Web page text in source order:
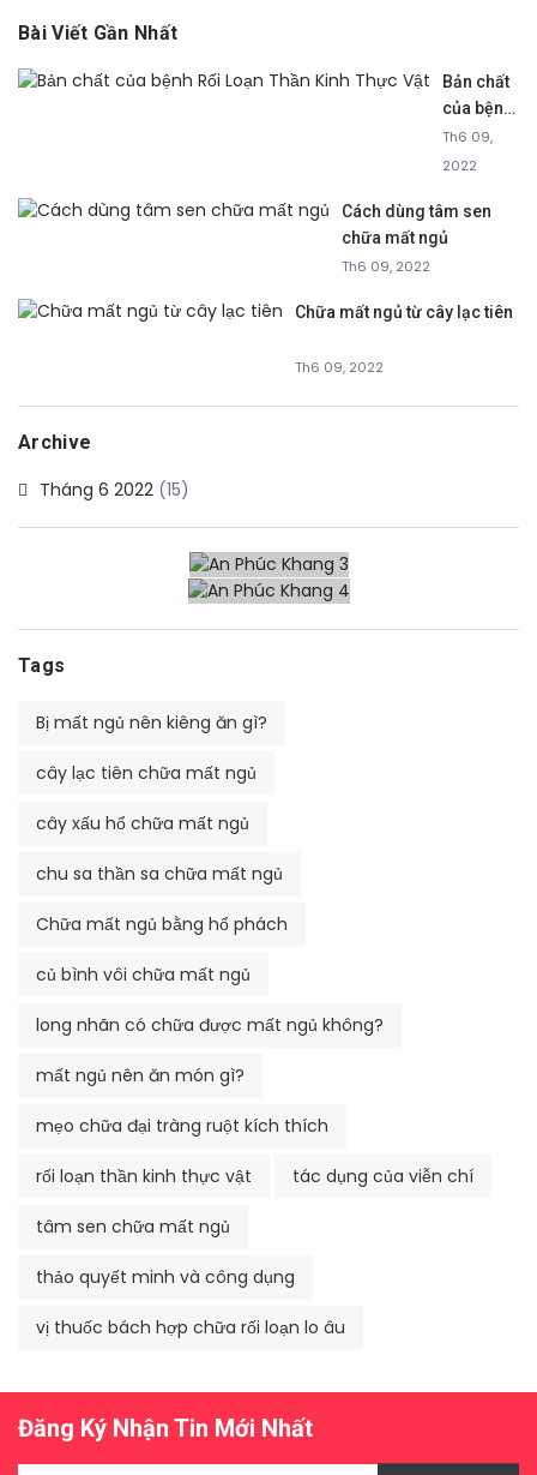
Bài Viết Gần Nhất
Bản chất
của bệnh
Rối Loạn
Thần Kinh
Th6 09,
2022
Cách dùng tâm sen
chữa mất ngủ
Th6 09, 2022
Chữa mất ngủ từ cây lạc tiên
Th6 09, 2022
Archive
Tháng 6 2022 (15)
Tags
Bị mất ngủ nên kiêng ăn gì?
cây lạc tiên chữa mất ngủ
cây xấu hổ chữa mất ngủ
chu sa thần sa chữa mất ngủ
Chữa mất ngủ bằng hổ phách
củ bình vôi chữa mất ngủ
long nhãn có chữa được mất ngủ không?
mất ngủ nên ăn món gì?
mẹo chữa đại tràng ruột kích thích
rối loạn thần kinh thực vật tác dụng của viễn chí
tâm sen chữa mất ngủ
thảo quyết minh và công dụng
vị thuốc bách hợp chữa rối loạn lo âu
Đăng Ký Nhận Tin Mới Nhất